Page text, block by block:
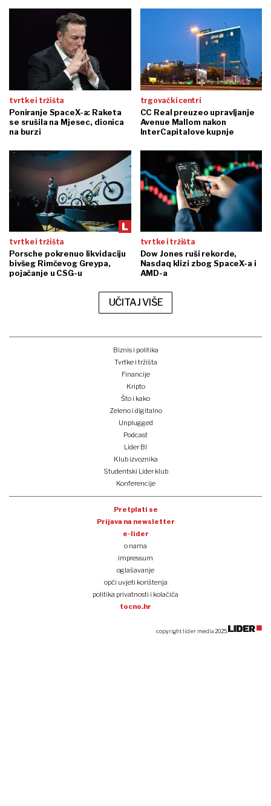
tvrtke i tržišta
Poniranje SpaceX-a: Raketa
se srušila na Mjesec, dionica
na burzi
trgovački centri
CC Real preuzeo upravljanje
Avenue Mallom nakon
InterCapitalove kupnje
tvrtke i tržišta
Porsche pokrenuo likvidaciju
bivšeg Rimčevog Greypa,
pojačanje u CSG-u
tvrtke i tržišta
Dow Jones ruši rekorde,
Nasdaq klizi zbog SpaceX-a i
AMD-a
UČITAJ VIŠE
Poniranje SpaceX-a: Raketa se srušila na Mjesec, dionica na burzi